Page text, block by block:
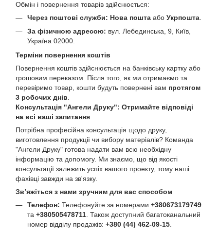
Обмін і повернення товарів здійснюється:
Через поштові служби: Нова пошта або Укрпошта
За фізичною адресою: вул. Лебединська, 9, Київ,
Україна 02000.
Терміни повернення коштів
Повернення коштів здійснюється на банківську картку або
грошовим переказом. Після того, як ми отримаємо та
перевіримо товар, кошти будуть повернені вам протягом
3 робочих днів
Консультація "Ангели Друку": Отримайте відповіді
на всі ваші запитання
Потрібна професійна консультація щодо друку,
виготовлення продукції чи вибору матеріалів? Команда
"Ангели Друку" готова надати вам всю необхідну
інформацію та допомогу. Ми знаємо, що від якості
консультації залежить успіх вашого проекту, тому наші
фахівці завжди на зв'язку.
Зв’яжіться з нами зручним для вас способом
Телефон: Телефонуйте за номерами +380673179749
та +380505478711 . Також доступний багатоканальний
номер відділу продажів: +380 (44) 462-09-15